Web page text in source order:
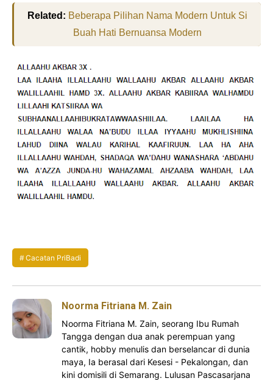
Related: Beberapa Pilihan Nama Modern Untuk Si
Buah Hati Bernuansa Modern
Cacatan PriBadi
Noorma Fitriana M. Zain
Noorma Fitriana M. Zain, seorang Ibu Rumah
Tangga dengan dua anak perempuan yang
cantik, hobby menulis dan berselancar di dunia
maya, Ia berasal dari Kesesi - Pekalongan, dan
kini domisili di Semarang. Lulusan Pascasarjana